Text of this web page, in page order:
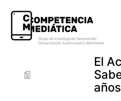
El